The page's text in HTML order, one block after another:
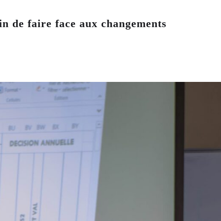
de faire face aux changements